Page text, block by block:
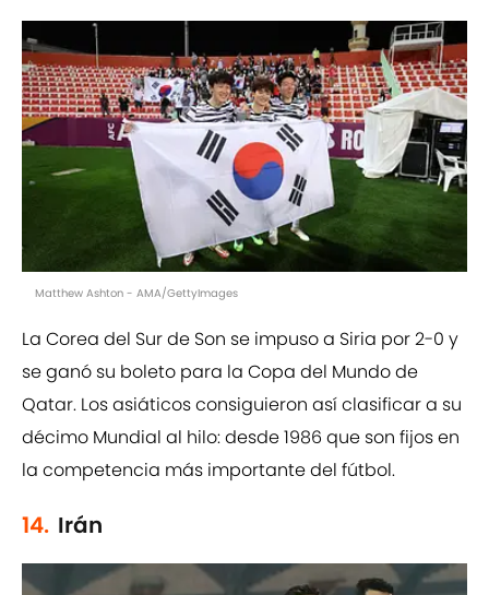
Matthew Ashton - AMA/GettyImages
La Corea del Sur de Son se impuso a Siria por 2-0 y
se ganó su boleto para la Copa del Mundo de
Qatar. Los asiáticos consiguieron así clasificar a su
décimo Mundial al hilo: desde 1986 que son fijos en
la competencia más importante del fútbol.
14. Irán